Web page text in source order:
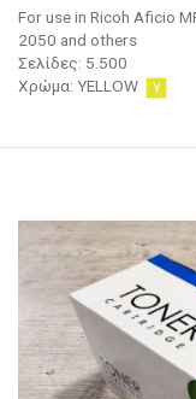
For use in Ricoh Aficio
2050 and others
Σελίδες: 5.500
Χρώμα: YELLOW